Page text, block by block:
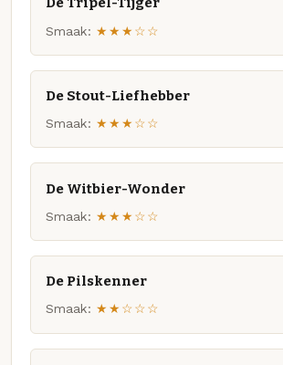
Smaak: ★★★☆☆
De Stout-Liefhebber
Smaak: ★★★☆☆
De Witbier-Wonder
Smaak: ★★★☆☆
De Pilskenner
Smaak: ★★☆☆☆